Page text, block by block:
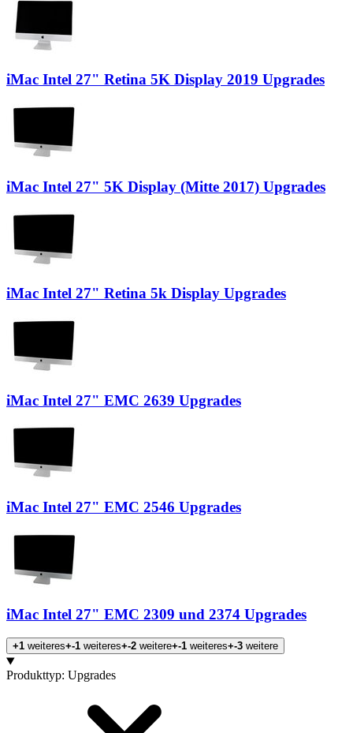
iMac Intel 27" Retina 5K Display 2019 Upgrades
iMac Intel 27" 5K Display (Mitte 2017) Upgrades
iMac Intel 27" Retina 5k Display Upgrades
iMac Intel 27" EMC 2639 Upgrades
iMac Intel 27" EMC 2546 Upgrades
iMac Intel 27" EMC 2309 und 2374 Upgrades
+1 weiteres+-1 weiteres+-2 weitere+-1 weiteres+-3 weitere
Produkte
Produkttyp: Upgrades